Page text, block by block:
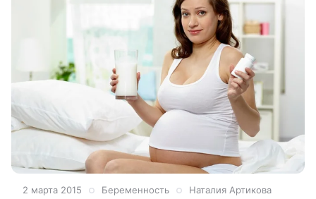
2 марта 2015 Беременность Наталия Артикова